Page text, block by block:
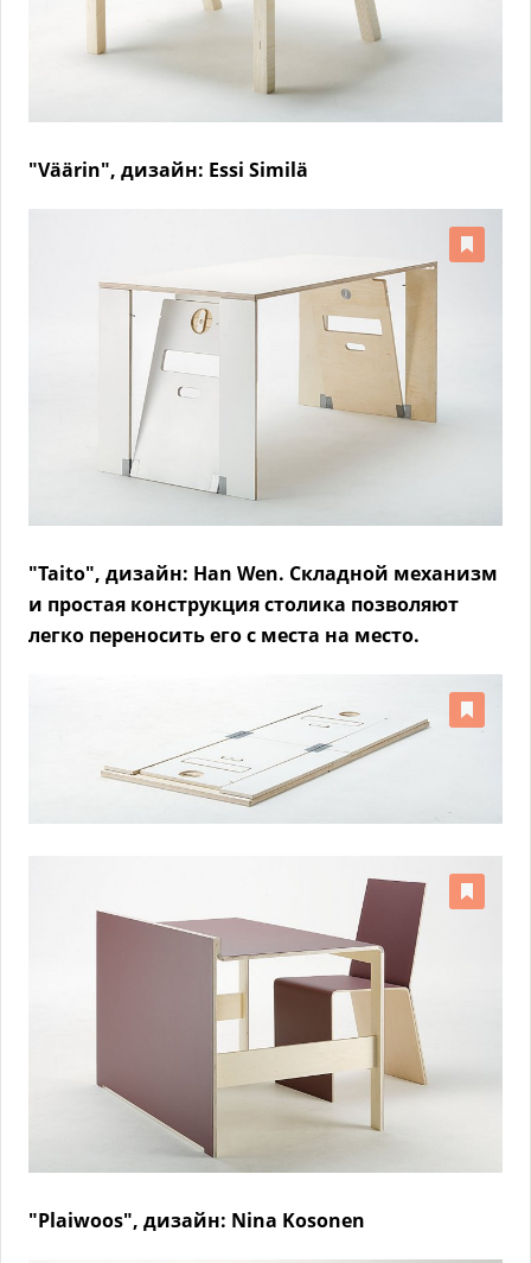
"Väärin", дизайн: Essi Similä
"Taito", дизайн: Han Wen. Складной механизм
и простая конструкция столика позволяют
легко переносить его с места на место.
"Plaiwoos", дизайн: Nina Kosonen